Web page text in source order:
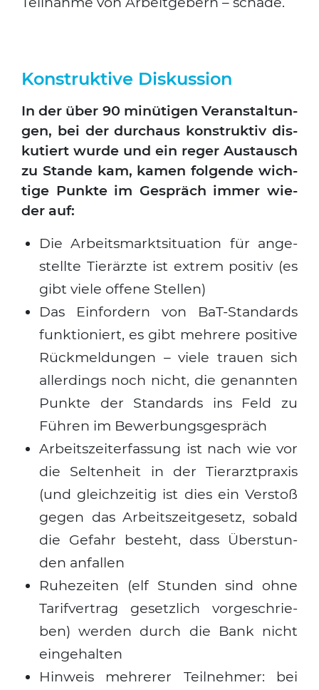
Konstruktive Diskussion
In der über 90 minü­ti­gen Ver­an­stal­tun­
gen, bei der durch­aus kon­struk­tiv dis­
ku­tiert wur­de und ein reger Aus­tausch
zu Stan­de kam, kamen fol­gen­de wich­
ti­ge Punk­te im Gespräch immer wie­
der auf:
Die Arbeits­markt­si­tua­ti­on für ange­
stell­te Tier­ärz­te ist extrem posi­tiv (es
gibt vie­le offe­ne Stel­len)
Das Ein­for­dern von BaT-Stan­dards
funk­tio­niert, es gibt meh­re­re posi­ti­ve
Rück­mel­dun­gen – vie­le trau­en sich
aller­dings noch nicht, die genann­ten
Punk­te der Stan­dards ins Feld zu
Füh­ren im Bewer­bungs­ge­spräch
Arbeits­zeit­er­fas­sung ist nach wie vor
die Sel­ten­heit in der Tier­arzt­pra­xis
(und gleich­zei­tig ist dies ein Ver­stoß
gegen das Arbeits­zeit­ge­setz, sobald
die Gefahr besteht, dass Über­stun­
den anfal­len
Ruhe­zei­ten (elf Stun­den sind ohne
Tarif­ver­trag gesetz­lich vor­ge­schrie­
ben) wer­den durch die Bank nicht
ein­ge­hal­ten
Hin­weis meh­re­rer Teil­neh­mer: bei
Suchen nach: